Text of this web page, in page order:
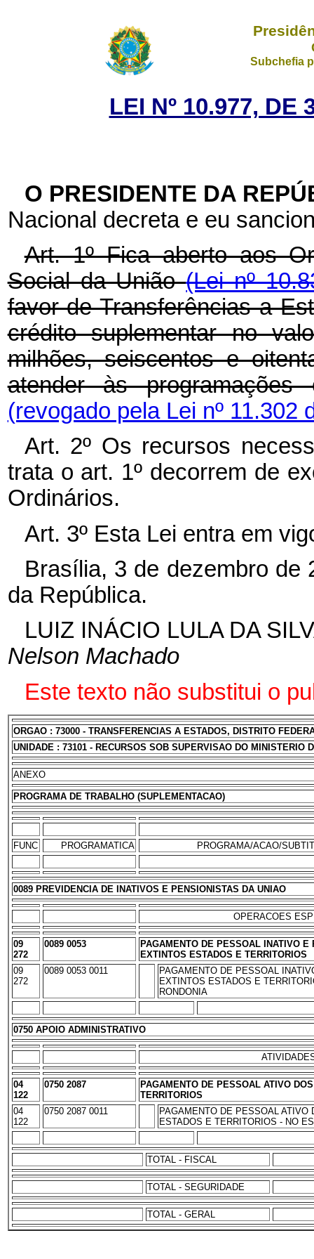
Subchefia
LEI Nº 10.977, DE
O PRESIDENTE DA
Nacional decreta e eu
Art. 1º Fica aberto aos
Social da União(Lei nº
favor de Transferências a
crédito suplementar no
milhões, seiscentos e
atender às
(revogado pela Lei nº 11.302
Art. 2º Os recursos
trata o art. 1º decorrem de
Ordinários.
Art. 3º Esta Lei entra em
Brasília, 3 de dezembro de
da República.
LUIZ INÁCIO LULA DA
Nelson Machado
Este texto não substitui o
ORGAO : 73000 - TRANSFERENCIAS A ESTADOS, DISTRITO
UNIDADE : 73101 - RECURSOS SOB SUPERVISAO DO MINISTERIO
ANEXO
PROGRAMA DE TRABALHO (SUPLEMENTACAO)
FUNC PROGRAMATICA PROGRAMA/ACAO/
0089 PREVIDENCIA DE INATIVOS E PENSIONISTAS DA UNIAO
OPERACOES
09
272
0089 0053
PAGAMENTO DE PESSOAL INATIVO E
EXTINTOS ESTADOS E TERRITORIOS
09
272
0089 0053 0011
PAGAMENTO DE PESSOAL
EXTINTOS ESTADOS E
RONDONIA
0750 APOIO ADMINISTRATIVO
04
122
0750 2087
PAGAMENTO DE PESSOAL ATIVO
TERRITORIOS
04
122
0750 2087 0011
PAGAMENTO DE PESSOAL ATIVO
ESTADOS E TERRITORIOS - NO
TOTAL - FISCAL
TOTAL - SEGURIDADE
TOTAL - GERAL